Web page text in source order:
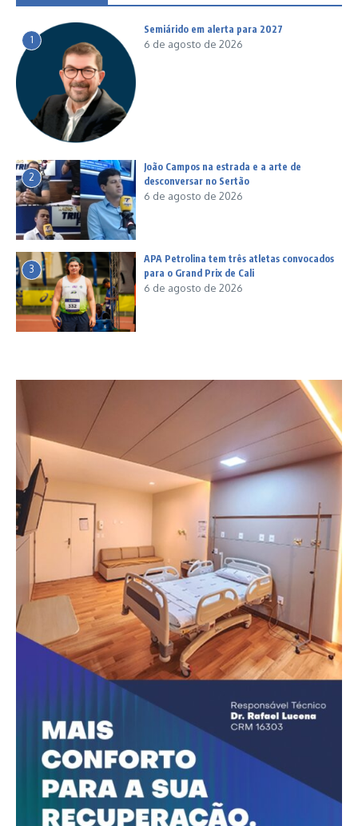
1
Semiárido em alerta para 2027
6 de agosto de 2026
2
João Campos na estrada e a arte de
desconversar no Sertão
6 de agosto de 2026
3
APA Petrolina tem três atletas convocados
para o Grand Prix de Cali
6 de agosto de 2026